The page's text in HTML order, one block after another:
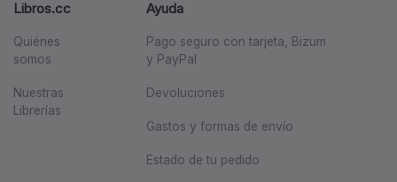
Libros.cc
Quiénes
somos
Nuestras
Librerías
Ayuda
Pago seguro con tarjeta, Bizum
y PayPal
Devoluciones
Gastos y formas de envío
Estado de tu pedido